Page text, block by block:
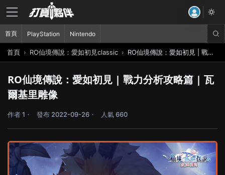
首頁 RO仙境傳說：愛如初見classic RO仙境傳說：愛如初見 | 戰力分析攻略篇 | 瓦爾基里雕像
RO仙境傳說：愛如初見 | 戰力分析攻略篇 | 瓦
爾基里雕像
作者 1 發布 2022-09-26 人氣 660
首頁 PlayStation Nintendo